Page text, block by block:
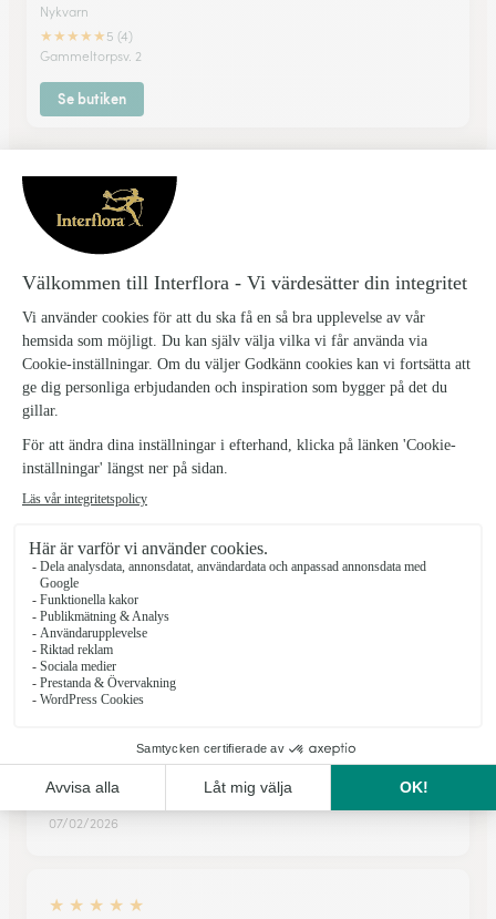
Nykvarn
★★★★★ 5 (4)
Gammeltorpsv. 2
Se butiken
De har fått blommor eller växter
levererade i Åkers styckebruk
★ ★ ★ ★ ★
Perfekt
Allt fungerade.
26/12/2025
Leveransen blir alltid gjord i tid.
Leveransen blir alltid gjord i tid.
21/12/2025
Enkelt och bekvämt alltid fina blommor
Enkelt och bekvämt alltid fina blommor
07/02/2026
★ ★ ★ ★ ★